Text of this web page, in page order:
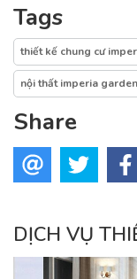
Tags
thiết kế chung cư
nội thất imperia garden
Share
DỊCH VỤ